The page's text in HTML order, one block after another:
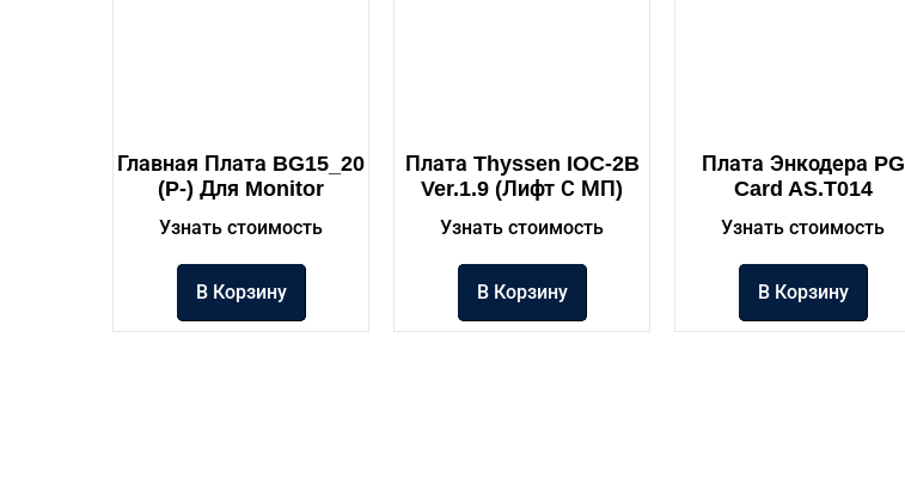
Главная Плата BG15_20
(P-) Для Monitor
Узнать стоимость
В Корзину
Плата Thyssen IOC-2B
Ver.1.9 (лифт С МП)
Узнать стоимость
В Корзину
Плата Энкодера PG
Card AS.T014
Узнать стоимость
В Корзину